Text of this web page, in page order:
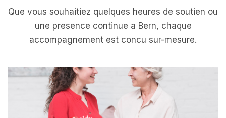
Que vous souhaitiez quelques heures de soutien ou
une presence continue a Bern, chaque
accompagnement est concu sur-mesure.